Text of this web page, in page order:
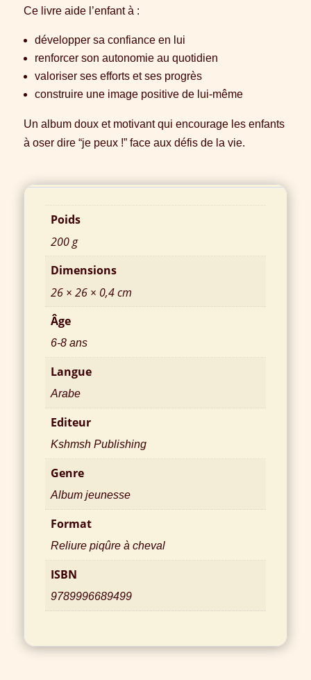
Ce livre aide l’enfant à :
développer sa confiance en lui
renforcer son autonomie au quotidien
valoriser ses efforts et ses progrès
construire une image positive de lui-même
Un album doux et motivant qui encourage les enfants
à oser dire “je peux !” face aux défis de la vie.
Poids
200 g
Dimensions
26 × 26 × 0,4 cm
Âge
6-8 ans
Langue
Arabe
Editeur
Kshmsh Publishing
Genre
Album jeunesse
Format
Reliure piqûre à cheval
ISBN
9789996689499